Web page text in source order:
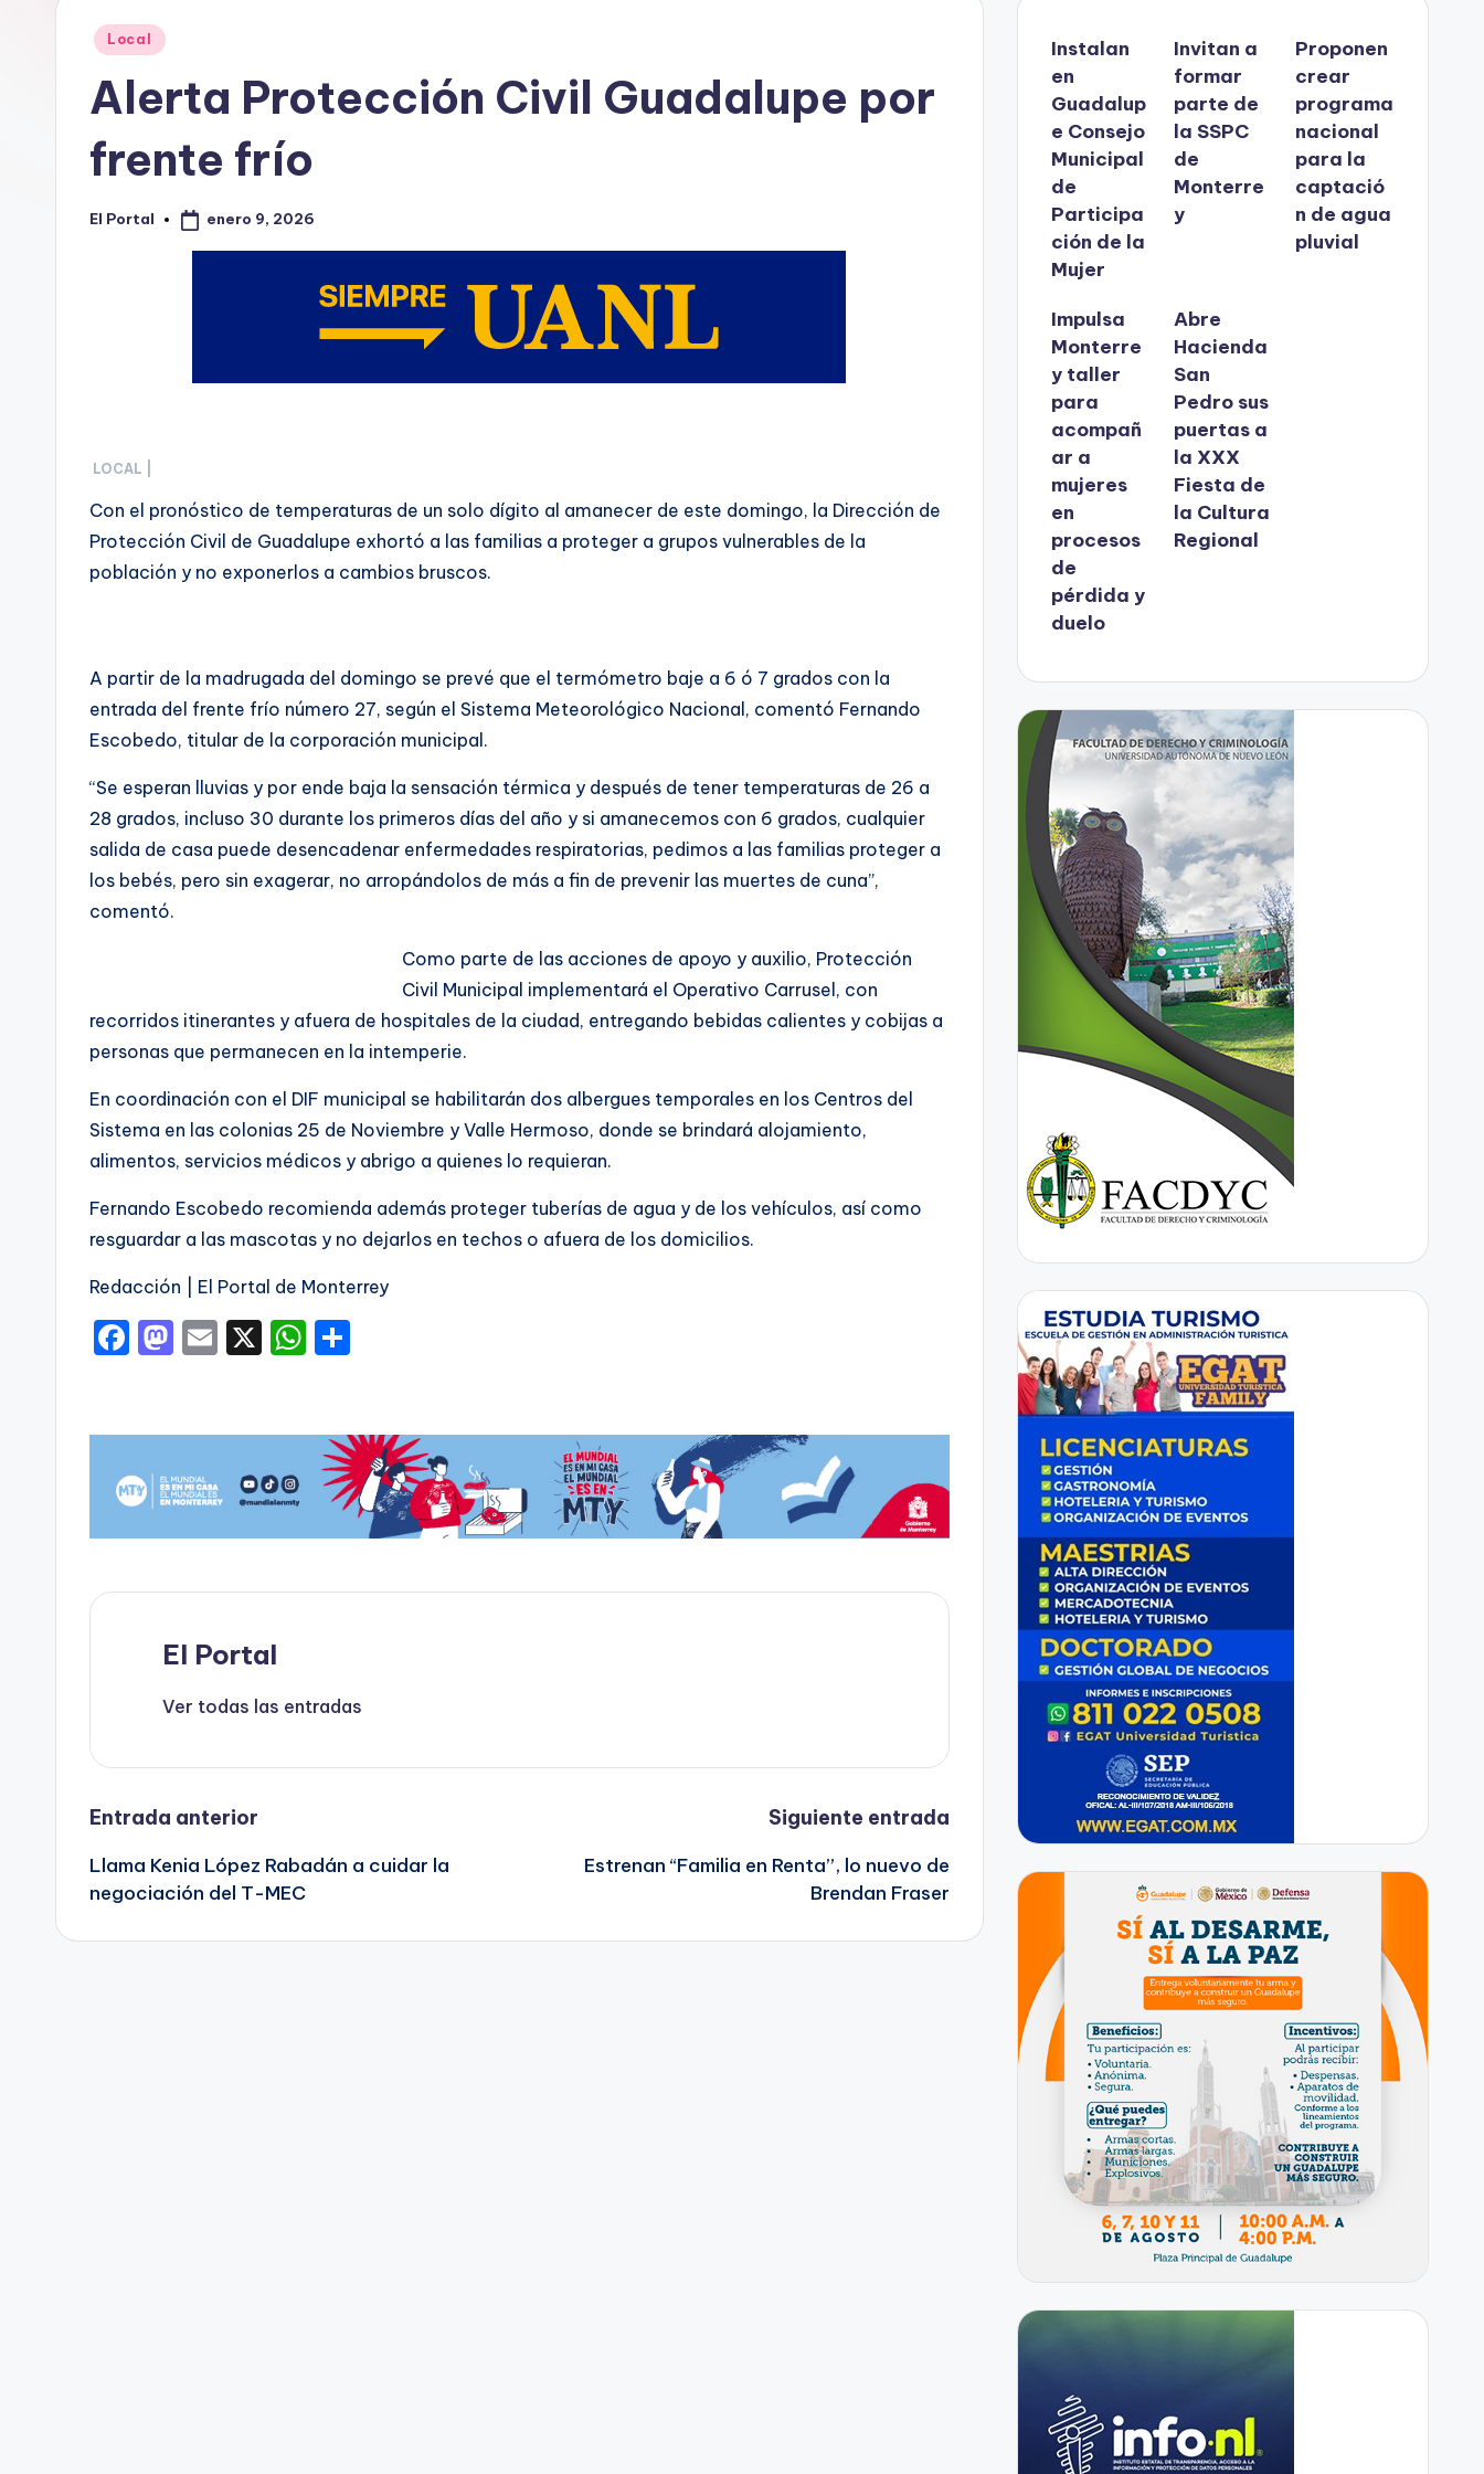
M
Publicado
Local
Alerta Protección Civil Guadalupe por
frente frío
Publicado
El Portal enero 9, 2026
LOCAL |
Con el pronóstico de temperaturas de un solo dígito al amanecer de este domingo, la Dirección de
Protección Civil de Guadalupe exhortó a las familias a proteger a grupos vulnerables de la
población y no exponerlos a cambios bruscos.
A partir de la madrugada del domingo se prevé que el termómetro baje a 6 ó 7 grados con la
entrada del frente frío número 27, según el Sistema Meteorológico Nacional, comentó Fernando
Escobedo, titular de la corporación municipal.
“Se esperan lluvias y por ende baja la sensación térmica y después de tener temperaturas de 26 a
28 grados, incluso 30 durante los primeros días del año y si amanecemos con 6 grados, cualquier
salida de casa puede desencadenar enfermedades respiratorias, pedimos a las familias proteger a
los bebés, pero sin exagerar, no arropándolos de más a fin de prevenir las muertes de cuna”,
comentó.
Como parte de las acciones de apoyo y auxilio, Protección
Civil Municipal implementará el Operativo Carrusel, con
recorridos itinerantes y afuera de hospitales de la ciudad, entregando bebidas calientes y cobijas a
personas que permanecen en la intemperie.
En coordinación con el DIF municipal se habilitarán dos albergues temporales en los Centros del
Sistema en las colonias 25 de Noviembre y Valle Hermoso, donde se brindará alojamiento,
alimentos, servicios médicos y abrigo a quienes lo requieran.
Fernando Escobedo recomienda además proteger tuberías de agua y de los vehículos, así como
resguardar a las mascotas y no dejarlos en techos o afuera de los domicilios.
Redacción | El Portal de Monterrey
F
e
b
o
o
k
M
o
d
o
n
E
l
X
W
ts
A
p
p
ar
ti
r
El Portal
Ver todas las entradas
Navegación
de
entradas
Entrada anterior
Llama Kenia López Rabadán a cuidar la
negociación del T-MEC
Siguiente entrada
Estrenan “Familia en Renta”, lo nuevo de
Brendan Fraser
Instalan
en
Guadalup
e Consejo
Municipal
de
Participa
ción de la
Mujer
Invitan a
formar
parte de
la SSPC
de
Monterre
y
Proponen
crear
programa
nacional
para la
captació
n de agua
pluvial
Impulsa
Monterre
y taller
para
acompañ
ar a
mujeres
en
procesos
de
pérdida y
duelo
Abre
Hacienda
San
Pedro sus
puertas a
la XXX
Fiesta de
la Cultura
Regional